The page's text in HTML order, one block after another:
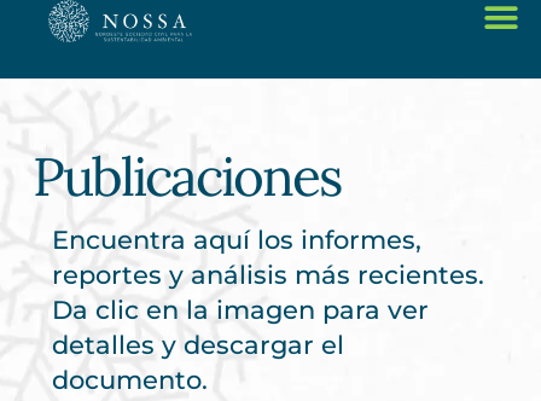
Publicaciones
Encuentra aquí los informes,
reportes y análisis más recientes.
Da clic en la imagen para ver
detalles y descargar el
documento.